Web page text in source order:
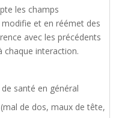
les champs
et en réémet des
avec les précédents
chaque interaction.
santé en général
de dos, maux de tête,